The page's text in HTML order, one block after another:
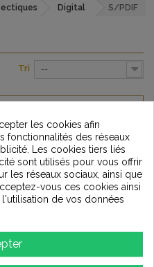
Digital S/PDIF
Tri --
les cookies afin
fonctionnalités des réseaux
Les cookies tiers liés
sont utilisés pour vous offrir
les réseaux sociaux, ainsi que
vous ces cookies ainsi
de vos données